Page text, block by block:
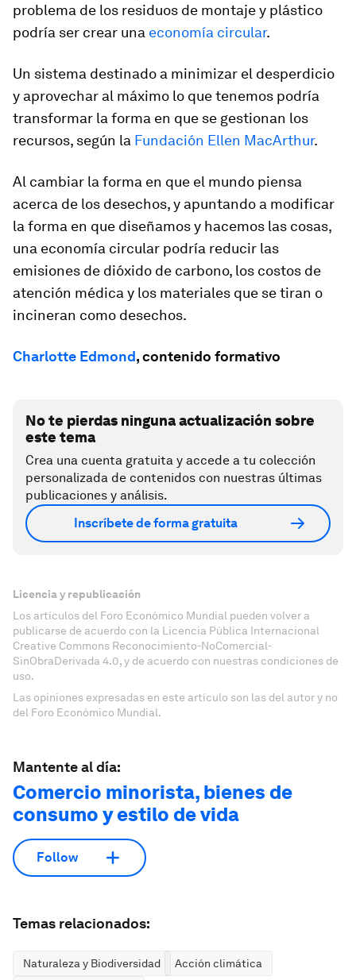
problema de los residuos de montaje y plástico
podría ser crear una economía circular.
Un sistema destinado a minimizar el desperdicio
y aprovechar al máximo lo que tenemos podría
transformar la forma en que se gestionan los
recursos, según la Fundación Ellen MacArthur.
Al cambiar la forma en que el mundo piensa
acerca de los desechos, y apuntando a modificar
la forma en que diseñamos y hacemos las cosas,
una economía circular podría reducir las
emisiones de dióxido de carbono, los costos de
atención médica y los materiales que se tiran o
incineran como desechos.
Charlotte Edmond, contenido formativo
No te pierdas ninguna actualización sobre
este tema
Crea una cuenta gratuita y accede a tu colección
personalizada de contenidos con nuestras últimas
publicaciones y análisis.
Inscríbete de forma gratuita
Licencia y republicación
Los artículos del Foro Económico Mundial pueden volver a
publicarse de acuerdo con la Licencia Pública Internacional
Creative Commons Reconocimiento-NoComercial-
SinObraDerivada 4.0, y de acuerdo con nuestras condiciones de
uso.
Las opiniones expresadas en este artículo son las del autor y no
del Foro Económico Mundial.
Mantente al día:
Comercio minorista, bienes de
consumo y estilo de vida
Follow
Temas relacionados:
Naturaleza y Biodiversidad Acción climática